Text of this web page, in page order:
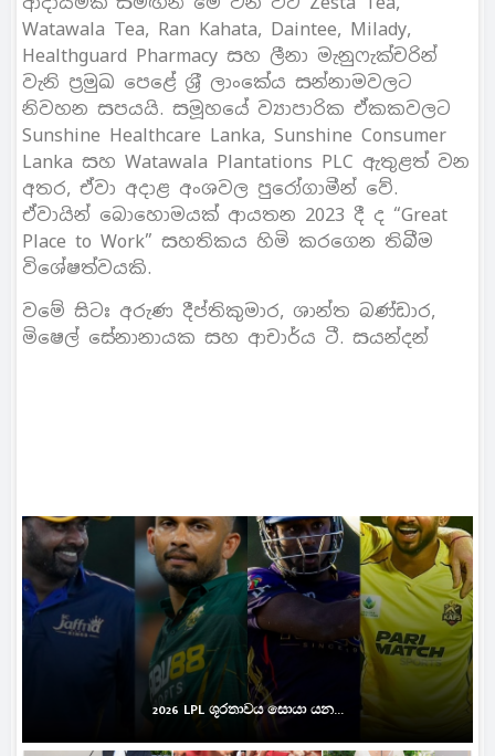
Watawala Tea, Ran Kahata, Daintee, Milady,
Healthguard Pharmacy සහ ලීනා මැනුෆැක්චරින්
වැනි ප‍්‍රමුඛ පෙළේ ශ‍්‍රී ලාංකේය සන්නාමවලට
නිවහන සපයයි. සමූහයේ ව්‍යාපාරික ඒකකවලට
Sunshine Healthcare Lanka, Sunshine Consumer
Lanka සහ Watawala Plantations PLC ඇතුළත් වන
අතර, ඒවා අදාළ අංශවල පුරෝගාමීන් වේ.
ඒවායින් බොහොමයක් ආයතන 2023 දී ද “Great
Place to Work” සහතිකය හිමි කරගෙන තිබීම
විශේෂත්වයකි.
වමේ සිටඃ අරුණ දීප්තිකුමාර, ශාන්ත බණ්ඩාර,
මිෂෙල් සේනානායක සහ ආචාර්ය ටී. සයන්දන්
2026 LPL ශූරතාවය සොයා යන...